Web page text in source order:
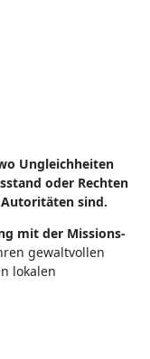
Ungleichheiten
oder Rechten
sind.
mit der Missions-
gewaltvollen
lokalen